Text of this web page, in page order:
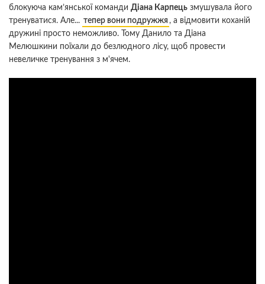
блокуюча кам’янської команди Діана Карпець змушувала його
тренуватися. Але... тепер вони подружжя , а відмовити коханій
дружині просто неможливо. Тому Данило та Діана
Мелюшкини поїхали до безлюдного лісу, щоб провести
невеличке тренування з м'ячем.